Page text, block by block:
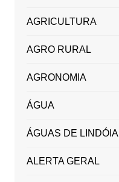
AGRICULTURA
AGRO RURAL
AGRONOMIA
ÁGUA
ÁGUAS DE LINDÓIA
ALERTA GERAL